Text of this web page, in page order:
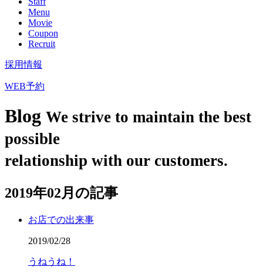
Menu
Movie
Coupon
Recruit
採用情報
WEB予約
Blog We strive to maintain the best
possible
relationship with our customers.
2019年02月の記事
お店での出来事
2019/02/28
うねうね！